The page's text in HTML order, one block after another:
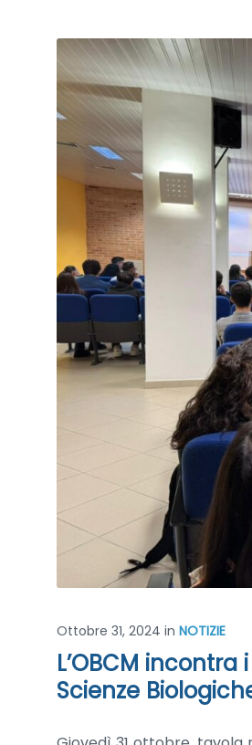
Ottobre 31, 2024 in NOTIZIE
L’OBCM
Scienze